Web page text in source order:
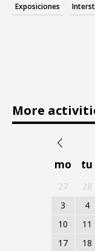
Exposiciones
More
mo
tu
27 28
3
4
10
11
17
18